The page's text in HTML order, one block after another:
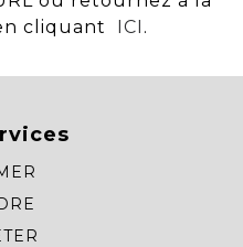
cliquant
ICI .